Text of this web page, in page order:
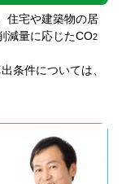
住宅や建築物の居
減量に応じたCO2
条件については、